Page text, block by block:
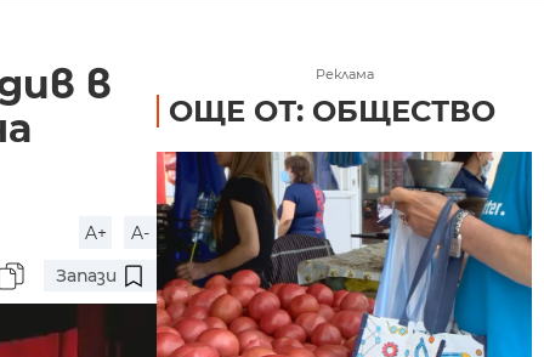
в
A+
A-
Запази
Реклама
ОЩЕ ОТ: ОБЩЕСТВО